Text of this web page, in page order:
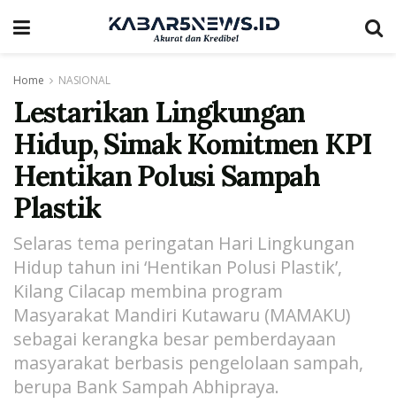
Home NASIONAL
Lestarikan Lingkungan
Hidup, Simak Komitmen KPI
Hentikan Polusi Sampah
Plastik
Selaras tema peringatan Hari Lingkungan
Hidup tahun ini ‘Hentikan Polusi Plastik’,
Kilang Cilacap membina program
Masyarakat Mandiri Kutawaru (MAMAKU)
sebagai kerangka besar pemberdayaan
masyarakat berbasis pengelolaan sampah,
berupa Bank Sampah Abhipraya.